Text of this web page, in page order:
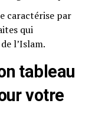
caractérise par
qui
l’Islam.
tableau
votre